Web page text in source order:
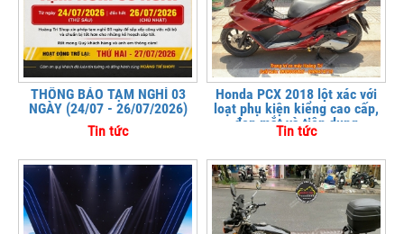
THÔNG BÁO TẠM NGHỈ 03
NGÀY (24/07 - 26/07/2026)
Tin tức
Honda PCX 2018 lột xác với
loạt phụ kiện kiểng cao cấp,
đẹp mắt và tiện dụng
Tin tức